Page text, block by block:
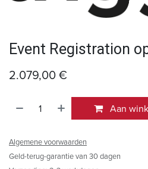
Event Registration
2.079,00€
Aan
Algemene voorwaarden
Geld-terug-garantie van 30 dagen